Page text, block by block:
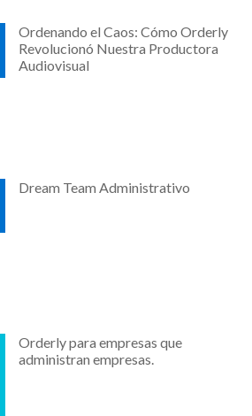
Ordenando el Caos: Cómo Orderly
Revolucionó Nuestra Productora
Audiovisual
Dream Team Administrativo
Orderly para empresas que
administran empresas.